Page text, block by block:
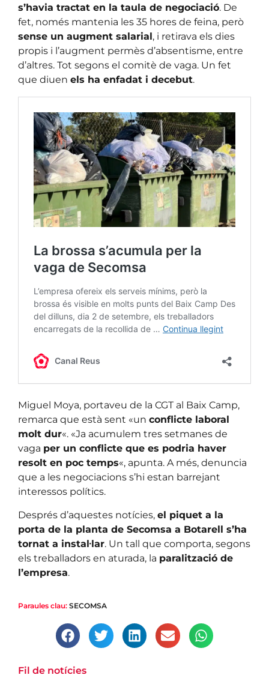
s’havia tractat en la taula de negociació. De
fet, només mantenia les 35 hores de feina, però
sense un augment salarial, i retirava els dies
propis i l’augment permès d’absentisme, entre
d’altres. Tot segons el comitè de vaga. Un fet
que diuen els ha enfadat i decebut.
Miguel Moya, portaveu de la CGT al Baix Camp,
remarca que està sent «un conflicte laboral
molt dur«. «Ja acumulem tres setmanes de
vaga per un conflicte que es podria haver
resolt en poc temps«, apunta. A més, denuncia
que a les negociacions s’hi estan barrejant
interessos polítics.
Després d’aquestes notícies, el piquet a la
porta de la planta de Secomsa a Botarell s’ha
tornat a instal·lar. Un tall que comporta, segons
els treballadors en aturada, la paralització de
l’empresa.
Paraules clau: SECOMSA
Fil de notícies